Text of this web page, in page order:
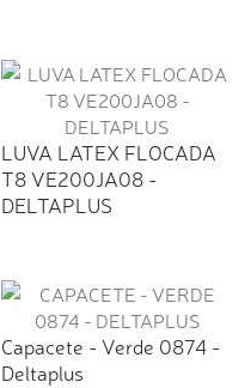
LUVA LATEX FLOCADA
T8 VE200JA08 -
DELTAPLUS
Capacete - Verde 0874 -
Deltaplus